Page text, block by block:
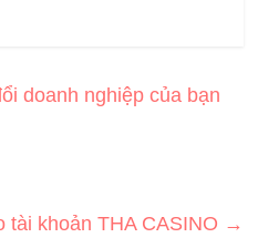
doanh nghiệp của bạn
tài khoản THA CASINO →